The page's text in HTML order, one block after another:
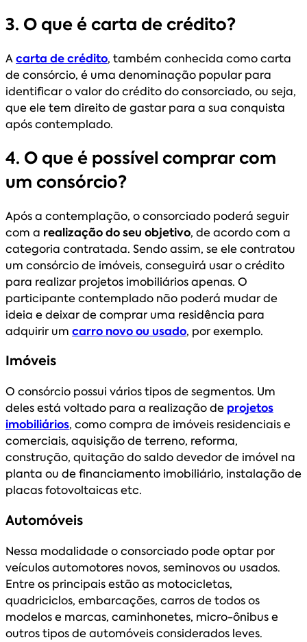
3. O que é carta de crédito?
Acarta de crédito, também conhecida como carta
de consórcio, é uma denominação popular para
identificar o valor do crédito do consorciado, ou seja,
que ele tem direito de gastar para a sua conquista
após contemplado.
4. O que é possível comprar com
um consórcio?
Após a contemplação, o consorciado poderá seguir
com a realização do seu objetivo, de acordo com a
categoria contratada. Sendo assim, se ele contratou
um consórcio de imóveis, conseguirá usar o crédito
para realizar projetos imobiliários apenas. O
participante contemplado não poderá mudar de
ideia e deixar de comprar uma residência para
adquirir um carro novo ou usado, por exemplo.
Imóveis
O consórcio possui vários tipos de segmentos. Um
deles está voltado para a realização de projetos
imobiliários, como compra de imóveis residenciais e
comerciais, aquisição de terreno, reforma,
construção, quitação do saldo devedor de imóvel na
planta ou de financiamento imobiliário, instalação de
placas fotovoltaicas etc.
Automóveis
Nessa modalidade o consorciado pode optar por
veículos automotores novos, seminovos ou usados.
Entre os principais estão as motocicletas,
quadriciclos, embarcações, carros de todos os
modelos e marcas, caminhonetes, micro-ônibus e
outros tipos de automóveis considerados leves.